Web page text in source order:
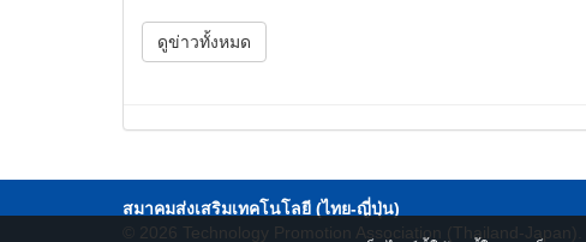
ดูข่าวทั้งหมด
สมาคมส่งเสริมเทคโนโลยี (ไทย-ญี่ปุ่น)
© 2026 Technology Promotion Association (Thailand-Japan)